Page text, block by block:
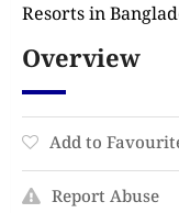
Resorts in
Overview
Add to
Report Abuse